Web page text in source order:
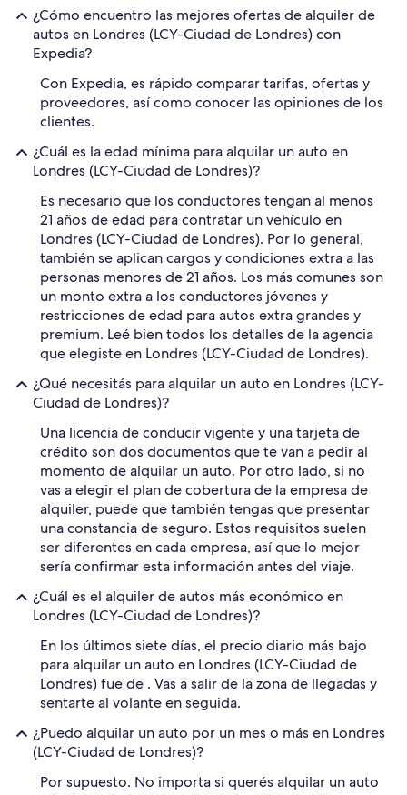
¿Cómo encuentro las mejores ofertas de alquiler de
autos en Londres (LCY-Ciudad de Londres) con
Expedia?
Con Expedia, es rápido comparar tarifas, ofertas y
proveedores, así como conocer las opiniones de los
clientes.
¿Cuál es la edad mínima para alquilar un auto en
Londres (LCY-Ciudad de Londres)?
Es necesario que los conductores tengan al menos
21 años de edad para contratar un vehículo en
Londres (LCY-Ciudad de Londres). Por lo general,
también se aplican cargos y condiciones extra a las
personas menores de 21 años. Los más comunes son
un monto extra a los conductores jóvenes y
restricciones de edad para autos extra grandes y
premium. Leé bien todos los detalles de la agencia
que elegiste en Londres (LCY-Ciudad de Londres).
¿Qué necesitás para alquilar un auto en Londres (LCY-
Ciudad de Londres)?
Una licencia de conducir vigente y una tarjeta de
crédito son dos documentos que te van a pedir al
momento de alquilar un auto. Por otro lado, si no
vas a elegir el plan de cobertura de la empresa de
alquiler, puede que también tengas que presentar
una constancia de seguro. Estos requisitos suelen
ser diferentes en cada empresa, así que lo mejor
sería confirmar esta información antes del viaje.
¿Cuál es el alquiler de autos más económico en
Londres (LCY-Ciudad de Londres)?
En los últimos siete días, el precio diario más bajo
para alquilar un auto en Londres (LCY-Ciudad de
Londres) fue de . Vas a salir de la zona de llegadas y
sentarte al volante en seguida.
¿Puedo alquilar un auto por un mes o más en Londres
(LCY-Ciudad de Londres)?
Por supuesto. No importa si querés alquilar un auto